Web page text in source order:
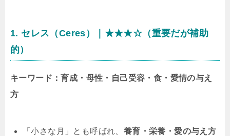
1. セレス（Ceres）｜★★★☆（重要だが補助
的）
キーワード：育成・母性・自己受容・食・愛情の与え
方
「小さな月」とも呼ばれ、 養育・栄養・愛の与え方